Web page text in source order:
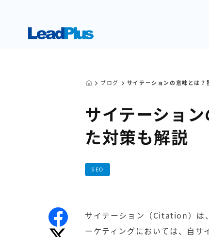
ブログ サイテーションの意味とは？
サイテーショ
た対策も解説
SEO
サイテーション（Citation）は
ーケティングにおいては、自サ